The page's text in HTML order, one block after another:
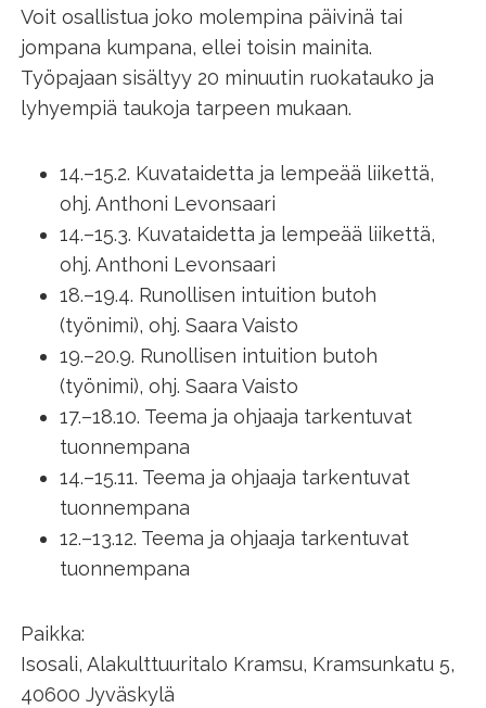
Voit osallistua joko molempina päivinä tai
jompana kumpana, ellei toisin mainita.
Työpajaan sisältyy 20 minuutin ruokatauko ja
lyhyempiä taukoja tarpeen mukaan.
14.–15.2. Kuvataidetta ja lempeää liikettä,
ohj. Anthoni Levonsaari
14.–15.3. Kuvataidetta ja lempeää liikettä,
ohj. Anthoni Levonsaari
18.–19.4. Runollisen intuition butoh
(työnimi), ohj. Saara Vaisto
19.–20.9. Runollisen intuition butoh
(työnimi), ohj. Saara Vaisto
17.–18.10. Teema ja ohjaaja tarkentuvat
tuonnempana
14.–15.11. Teema ja ohjaaja tarkentuvat
tuonnempana
12.–13.12. Teema ja ohjaaja tarkentuvat
tuonnempana
Paikka:
Isosali, Alakulttuuritalo Kramsu, Kramsunkatu 5,
40600 Jyväskylä